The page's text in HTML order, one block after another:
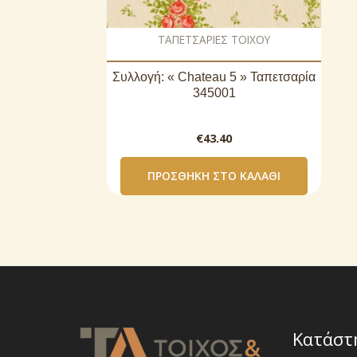
ΤΑΠΕΤΣΑΡΙΕΣ ΤΟΙΧΟΥ
Συλλογή: « Chateau 5 » Ταπετσαρία
345001
€43.40
ΠΡΟΣΘΉΚΗ ΣΤΟ ΚΑΛΆΘΙ